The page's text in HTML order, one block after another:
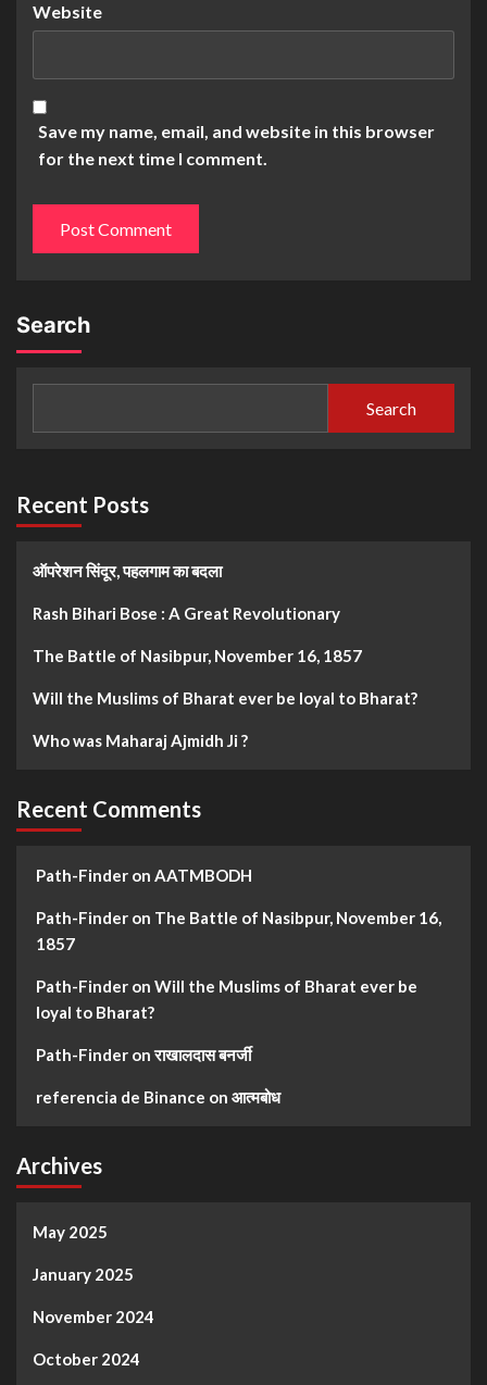
Website
Save my name, email, and website in this browser
for the next time I comment.
Search
Search
Recent Posts
ऑपरेशन सिंदूर, पहलगाम का बदला
Rash Bihari Bose : A Great Revolutionary
The Battle of Nasibpur, November 16, 1857
Will the Muslims of Bharat ever be loyal to Bharat?
Who was Maharaj Ajmidh Ji ?
Recent Comments
Path-Finder on AATMBODH
Path-Finder on The Battle of Nasibpur, November 16,
1857
Path-Finder on Will the Muslims of Bharat ever be
loyal to Bharat?
Path-Finder onराखालदास बनर्जी
referencia de Binance on आत्मबोध
Archives
May 2025
January 2025
November 2024
October 2024